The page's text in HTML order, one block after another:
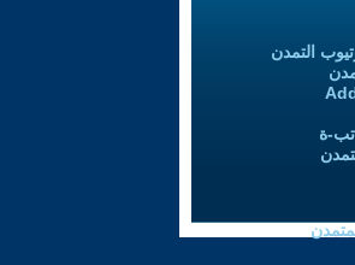
التمدن
ة